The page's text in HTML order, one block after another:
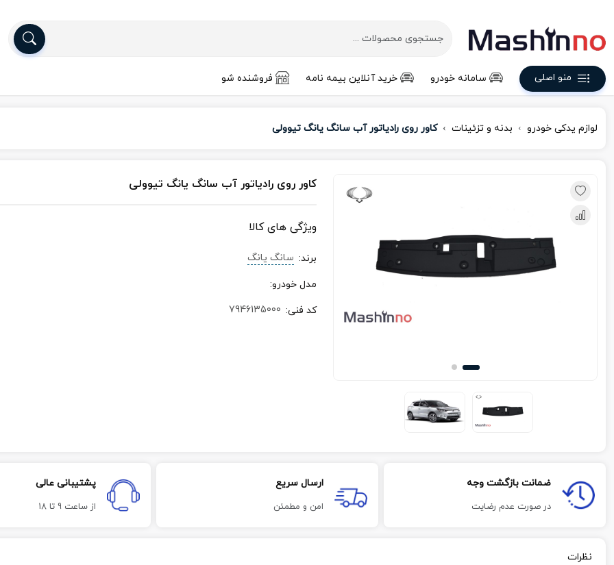
منو اصلی سامانه خودرو خرید آنلاین بیمه نامه فروشنده شو
لوازم یدکی خودرو بدنه و تزئینات کاور روی رادیاتور آب سانگ یانگ تیوولی
کاور روی رادیاتور آب سانگ یانگ تیوولی
ویژگی های کالا
برند: سانگ یانگ
مدل خودرو:
کد فنی:
7946135000
ضمانت بازگشت وجه
در صورت عدم رضایت
ارسال سریع
امن و مطمئن
پشتیبانی عالی
از ساعت 9 تا 18
نظرات